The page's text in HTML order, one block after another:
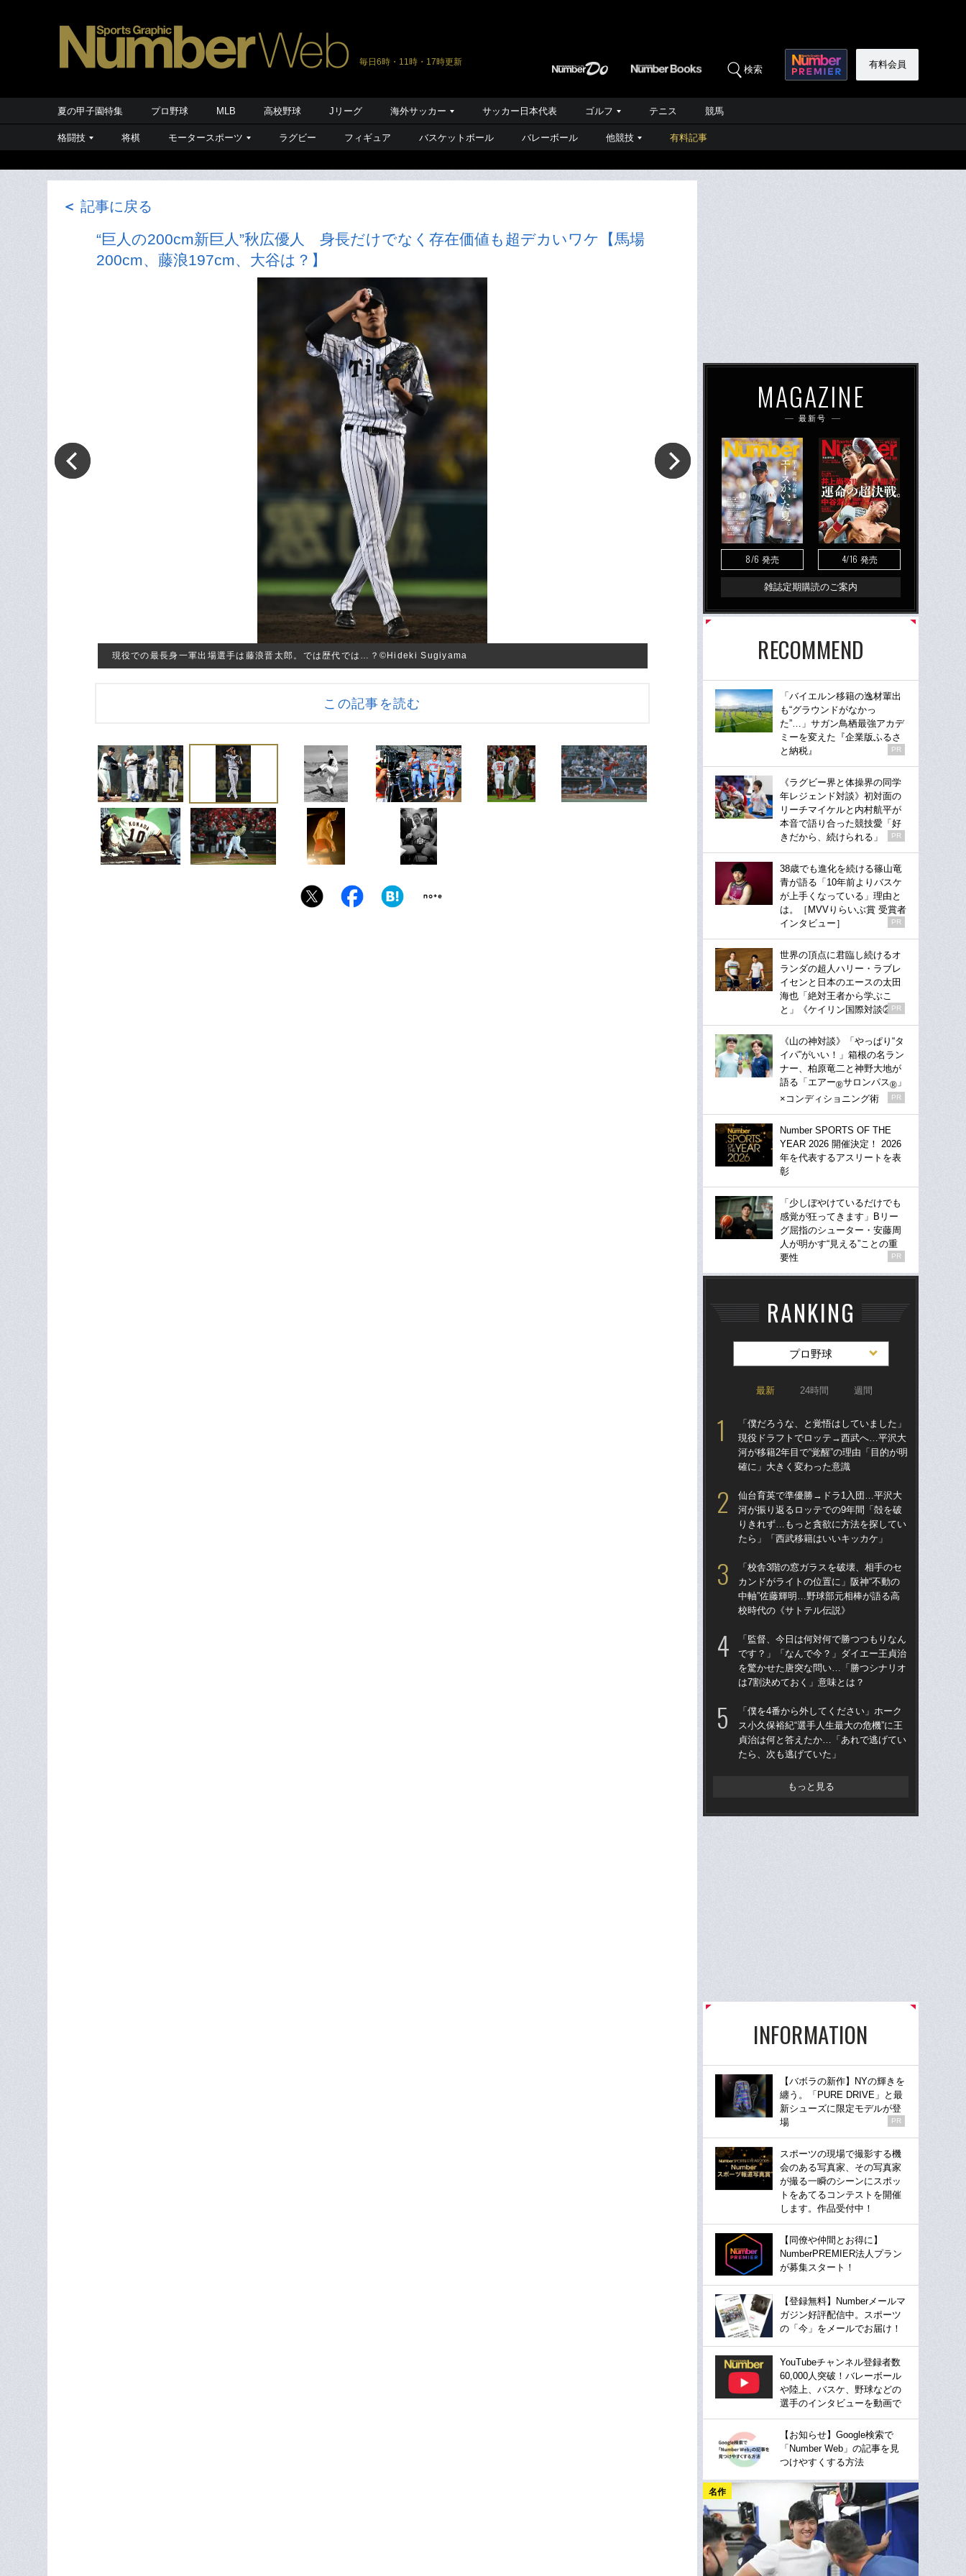
毎日6時・11時・17時更新
検索 有料会員
夏の甲子園特集 プロ野球 MLB 高校野球 Jリーグ 海外サッカー サッカー日本代表 ゴルフ テニス 競馬
格闘技 将棋 モータースポーツ ラグビー フィギュア バスケットボール バレーボール 他競技 有料記事
＜ 記事に戻る
“巨人の200cm新巨人”秋広優人 身長だけでなく存在価値も超デカいワケ【馬場
200cm、藤浪197cm、大谷は？】
現役での最長身一軍出場選手は藤浪晋太郎。では歴代では…？©Hideki Sugiyama
この記事を読む
MAGAZINE
最新号
8/6 発売 4/16 発売
雑誌定期購読のご案内
RECOMMEND
「バイエルン移籍の逸材輩出
も“グラウンドがなかっ
た”…」サガン鳥栖最強アカデ
ミーを変えた『企業版ふるさ
と納税』
PR
《ラグビー界と体操界の同学
年レジェンド対談》初対面の
リーチマイケルと内村航平が
本音で語り合った競技愛「好
きだから、続けられる」
PR
38歳でも進化を続ける篠山竜
青が語る「10年前よりバスケ
が上手くなっている」理由と
は。［MVVりらいぶ賞 受賞者
インタビュー］
PR
世界の頂点に君臨し続けるオ
ランダの超人ハリー・ラブレ
イセンと日本のエースの太田
海也「絶対王者から学ぶこ
と」《ケイリン国際対談②》
PR
《山の神対談》「やっぱり“タ
イパ”がいい！」箱根の名ラン
ナー、柏原竜二と神野大地が
語る「エアー®サロンパス® 」
×コンディショニング術
PR
Number SPORTS OF THE
YEAR 2026 開催決定！ 2026
年を代表するアスリートを表
彰
「少しぼやけているだけでも
感覚が狂ってきます」Bリー
グ屈指のシューター・安藤周
人が明かす“見える”ことの重
要性
PR
RANKING
プロ野球
最新 24時間 週間
「僕だろうな、と覚悟はしていました」
現役ドラフトでロッテ→西武へ…平沢大
河が移籍2年目で“覚醒”の理由「目的が明
確に」大きく変わった意識
仙台育英で準優勝→ドラ1入団…平沢大
河が振り返るロッテでの9年間「殻を破
りきれず…もっと貪欲に方法を探してい
たら」「西武移籍はいいキッカケ」
「校舎3階の窓ガラスを破壊、相手のセ
カンドがライトの位置に」阪神“不動の
中軸”佐藤輝明…野球部元相棒が語る高
校時代の《サトテル伝説》
「監督、今日は何対何で勝つつもりなん
です？」「なんで今？」ダイエー王貞治
を驚かせた唐突な問い…「勝つシナリオ
は7割決めておく」意味とは？
「僕を4番から外してください」ホーク
ス小久保裕紀“選手人生最大の危機”に王
貞治は何と答えたか…「あれで逃げてい
たら、次も逃げていた」
もっと見る
INFORMATION
【バボラの新作】NYの輝きを
纏う。「PURE DRIVE」と最
新シューズに限定モデルが登
場
PR
スポーツの現場で撮影する機
会のある写真家、その写真家
が撮る一瞬のシーンにスポッ
トをあてるコンテストを開催
します。作品受付中！
【同僚や仲間とお得に】
NumberPREMIER法人プラン
が募集スタート！
【登録無料】Numberメールマ
ガジン好評配信中。スポーツ
の「今」をメールでお届け！
YouTubeチャンネル登録者数
60,000人突破！バレーボール
や陸上、バスケ、野球などの
選手のインタビューを動画で
【お知らせ】Google検索で
「Number Web」の記事を見
つけやすくする方法
名作